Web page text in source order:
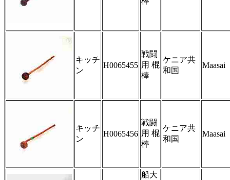
キッチ
ン
H0065455
戦闘
用 棍
棒
ケニア共
和国
Maasai
キッチ
ン
H0065456
戦闘
用 棍
棒
ケニア共
和国
Maasai
船大